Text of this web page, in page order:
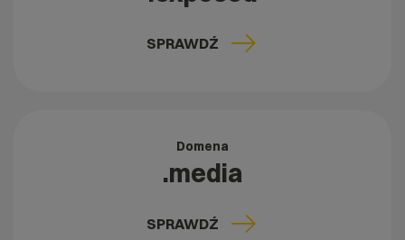
SPRAWDŹ
Domena
.media
SPRAWDŹ